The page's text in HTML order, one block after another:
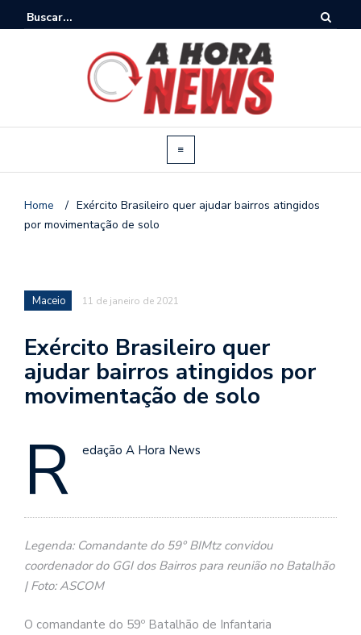
Home / Exército Brasileiro quer ajudar bairros atingidos
por movimentação de solo
Maceio 11 de janeiro de 2021
Exército Brasileiro quer
ajudar bairros atingidos por
movimentação de solo
R edação A Hora News
Legenda: Comandante do 59° BIMtz convidou
coordenador do GGI dos Bairros para reunião no Batalhão
| Foto: ASCOM
O comandante do 59º Batalhão de Infantaria